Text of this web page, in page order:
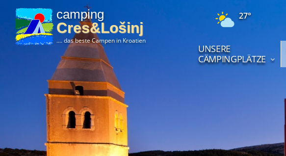
camping
Cres&Lošinj
.... das beste Campen in Kroatien
27°
UNSERE
CÄMPINGPLÄTZE